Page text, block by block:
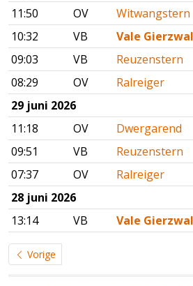
11:50
OV
Witwangstern
10:32
VB
Vale
09:03
VB
Reuzenstern
08:29
OV
Ralreiger
29 juni 2026
11:18
OV
Dwergarend
09:51
VB
Reuzenstern
07:37
OV
Ralreiger
28 juni 2026
13:14
VB Vale
Vorige